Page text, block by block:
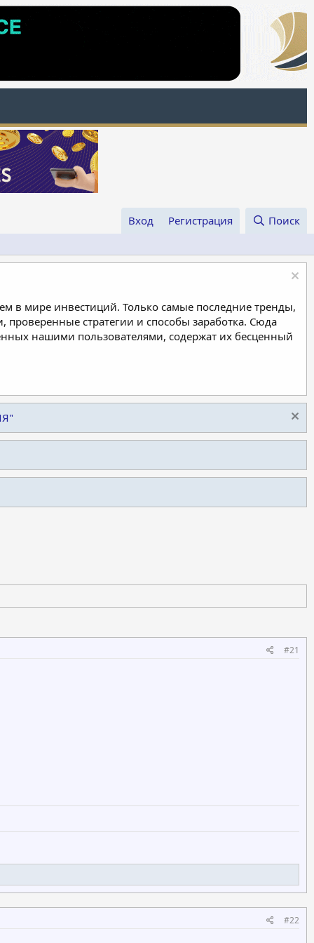
Вход Регистрация Поиск
в мире инвестиций. Только самые последние тренды,
стратегии и способы заработка. Сюда
нашими пользователями, содержат их бесценный
#21
#22